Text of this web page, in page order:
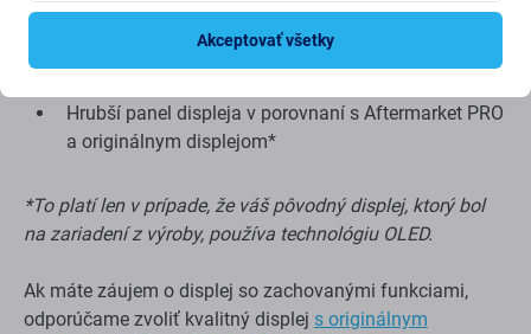
Nepodporuje Vždy na displeji*
Vyššia spotreba batérie v porovnaní s Aftermarket
Hrubší panel displeja v porovnaní s Aftermarket PRO
a originálnym displejom*
*To platí len v prípade, že váš pôvodný displej, ktorý bol
na zariadení z výroby, používa technológiu OLED.
Ak máte záujem o displej so zachovanými funkciami,
odporúčame zvoliť kvalitný displej s originálnym
Akceptovať všetky